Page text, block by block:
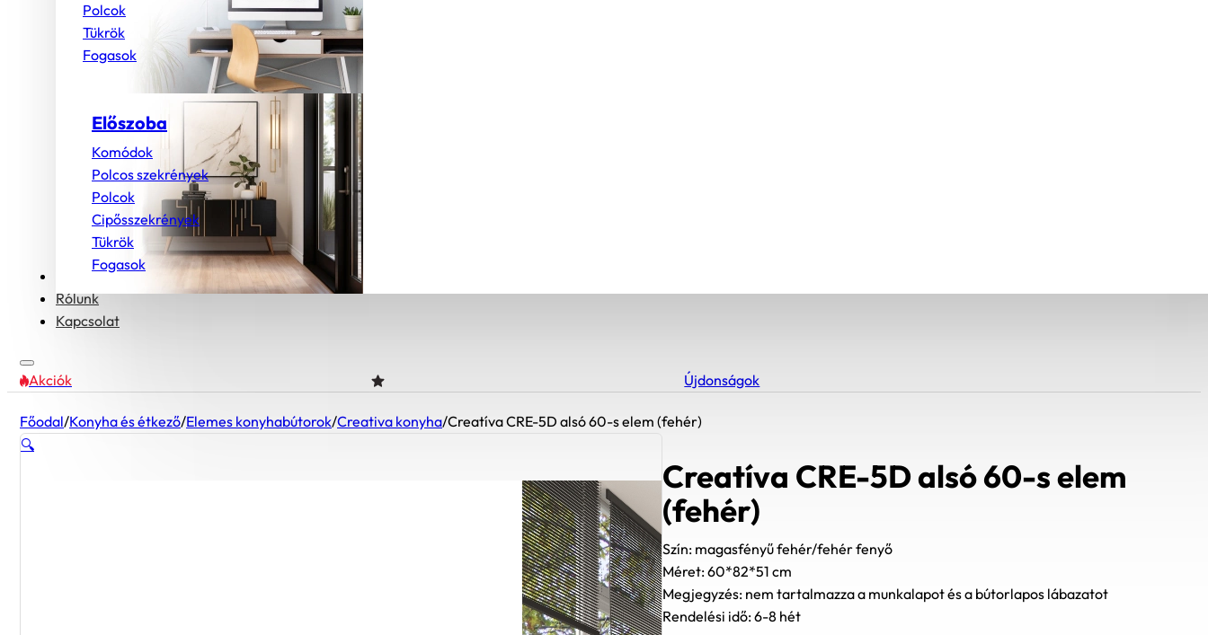
Polcok
Tükrök
Fogasok
Előszoba
Komódok
Polcos szekrények
Polcok
Cipősszekrények
Tükrök
Fogasok
Bútorcsaládok
Rólunk
Kapcsolat
Akciók Újdonságok
Főodal/Konyha és étkező/Elemes konyhabútorok/Creativa konyha/Creatíva CRE-5D alsó 60-s elem (fehér)
🔍
Creatíva CRE-5D alsó 60-s elem
(fehér)
Szín: magasfényű fehér/fehér fenyő
Méret: 60*82*51 cm
Megjegyzés: nem tartalmazza a munkalapot és a bútorlapos lábazatot
Rendelési idő: 6-8 hét